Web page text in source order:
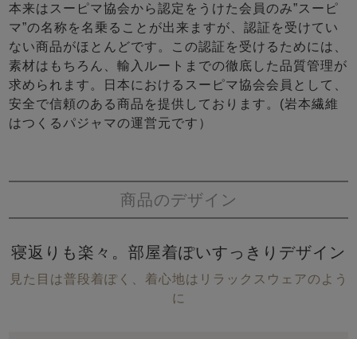
本来はスーピマ協会から認定をうけた会員のみ”スーピ
マ”の名称を名乗ることが出来ますが、認証を受けてい
ない商品がほとんどです。この認証を受けるためには、
素材はもちろん、輸入ルートまでの徹底した品質管理が
求められます。日本におけるスーピマ協会会員として、
安全で信頼のある商品を提供しております。(岩本繊維
はつくるパジャマの運営元です）
商品のデザイン
寝返りも楽々。部屋着ぽいすっきりデザイン
見た目は普段着ぽく、着心地はリラックスウェアのよう
に